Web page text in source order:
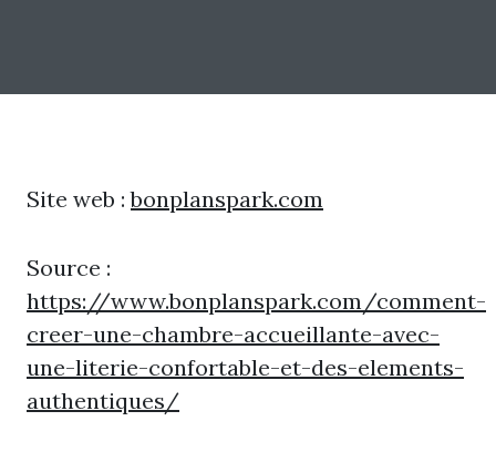
Site web :bonplanspark.com
Source :
https://www.bonplanspark.com/comment-
creer-une-chambre-accueillante-avec-
une-literie-confortable-et-des-elements-
authentiques/